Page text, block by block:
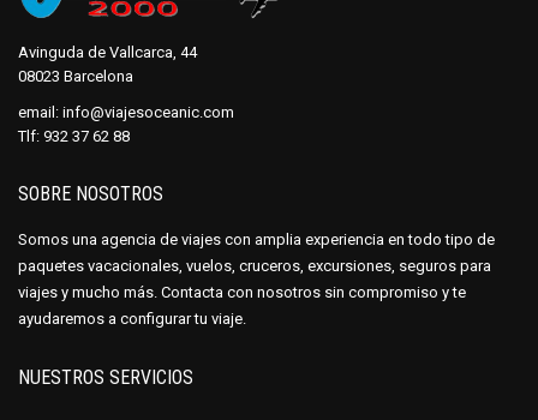
Avinguda de Vallcarca, 44
08023 Barcelona
email: info@viajesoceanic.com
Tlf: 932 37 62 88
SOBRE NOSOTROS
Somos una agencia de viajes con amplia experiencia en todo tipo de
paquetes vacacionales, vuelos, cruceros, excursiones, seguros para
viajes y mucho más. Contacta con nosotros sin compromiso y te
ayudaremos a configurar tu viaje.
NUESTROS SERVICIOS